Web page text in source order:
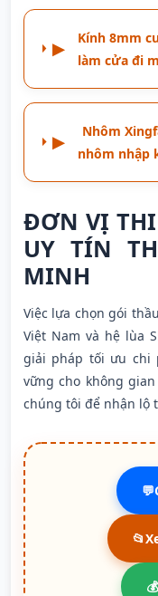
▶
Kính 8mm
làm cửa đi
▶
Nhôm
nhôm nhập
ĐƠN VỊ
UY TÍN
MINH
Việc lựa chọn gói
Việt Nam và hệ lùa
giải pháp tối ưu chi
vững cho không
chúng tôi để nhận lộ